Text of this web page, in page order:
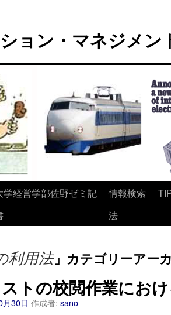
ョン・マネジメン
学経営学部佐野ゼミ記
情報検索
法
利用法」カテゴリーアー
トの校閲作業にお
30日 作成者: sano